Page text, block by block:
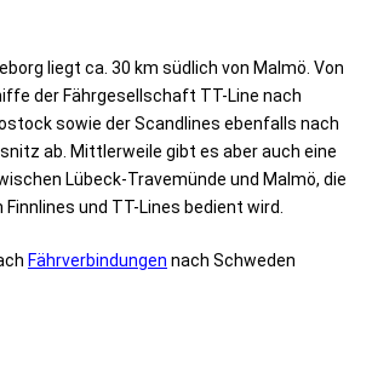
liegt ca. 30 km südlich von Malmö. Von
der Fährgesellschaft TT-Line nach
sowie der Scandlines ebenfalls nach
ab. Mittlerweile gibt es aber auch eine
Lübeck-Travemünde und Malmö, die
Finnlines und TT-Lines bedient wird.
Fährverbindungen nach Schweden